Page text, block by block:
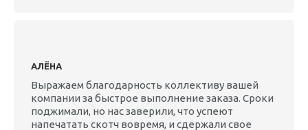
АЛЁНА
Выражаем благодарность коллективу вашей
компании за быстрое выполнение заказа. Сроки
поджимали, но нас заверили, что успеют
напечатать скотч вовремя, и сдержали свое